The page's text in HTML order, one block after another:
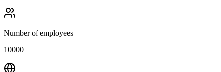
Number of employees
10000